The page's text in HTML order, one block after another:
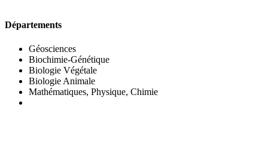
Départements
Géosciences
Biochimie-Génétique
Biologie Végétale
Biologie Animale
Mathématiques, Physique, Chimie